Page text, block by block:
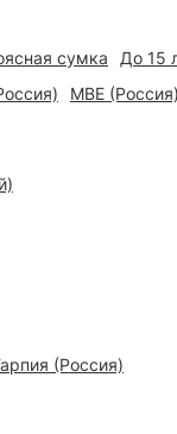
сумка До 15
МВЕ (Россия)
(Россия)